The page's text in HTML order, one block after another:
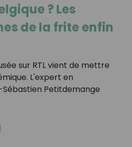
? Les
de la frite enfin
sur RTL vient de mettre
L'expert en
Petitdemange